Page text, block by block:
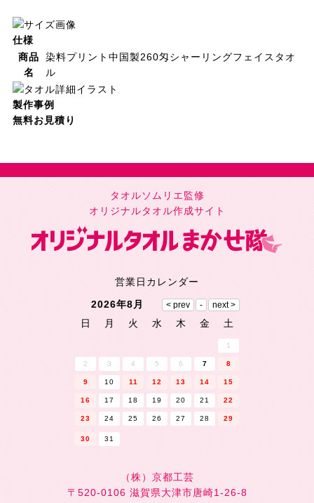
仕様
商品
名
染料プリント中国製260匁シャーリングフェイスタオ
ル
製作事例
無料お見積り
タオルソムリエ監修
オリジナルタオル作成サイト
営業日カレンダー
2026年8月
日
月 火 水 木 金 土
1
2 3 4 5 6 7 8
9 10 11 12 13 14 15
16 17 18 19 20 21 22
23 24 25 26 27 28 29
30 31
（株）京都工芸
〒520-0106 滋賀県大津市唐崎1-26-8